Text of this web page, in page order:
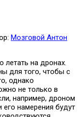
Мозговой Антон
летать на дронах.
для того, чтобы с
однако
не только в
например, дроном
его намерения будут